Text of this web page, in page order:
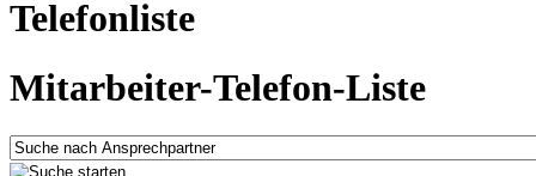
Telefonliste
Mitarbeiter-Telefon-Liste